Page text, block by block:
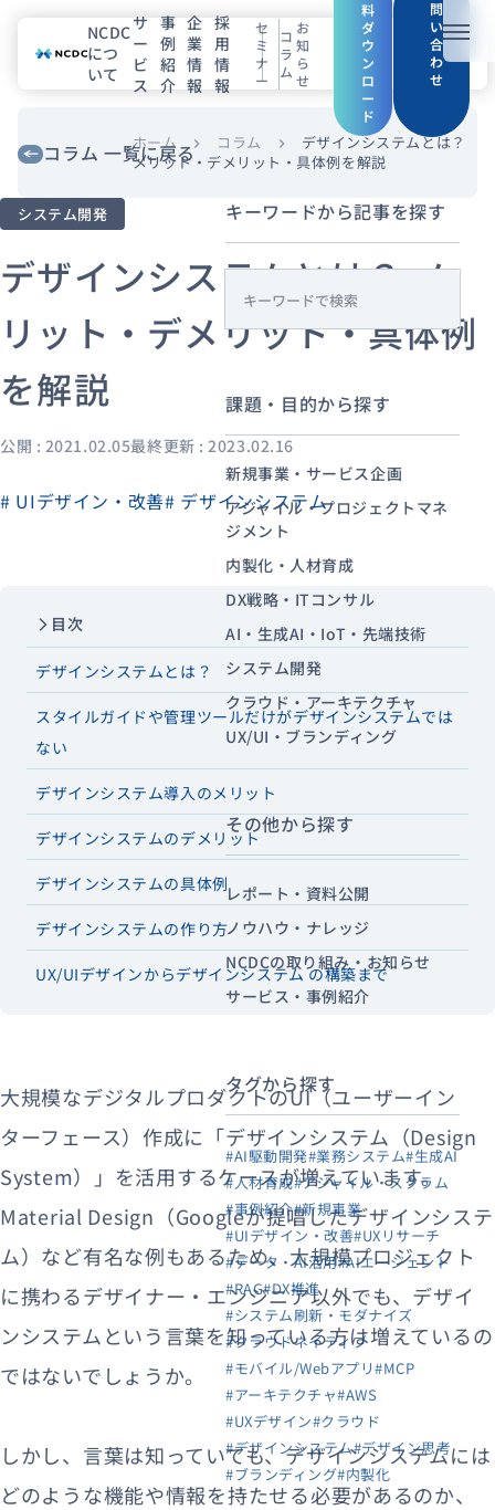
メニ
NCDCについて
企業情報
事例紹介
セミナーコラム お知らせ
エンジニアブログ（Zenn）
お役立ち情報（PJ Insight）
お問い合わせ
NCDC
につ
いて
サ
ー
ビ
ス
事
例
紹
介
企
業
情
報
採
用
情
報
セ
ミ
ナ
ー
コ
ラ
ム
お
知
ら
せ
料
ダ
ウ
ン
ロ
ー
ド
問
い
合
わ
せ
コラム 一覧に戻る
ホーム chevron_right コラム chevron_right
デザインシステムとは？
メリット・デメリット・具体例を解説
システム開発
デザインシステムとは？ メ
リット・デメリット・具体例
を解説
公開 : 2021.02.05最終更新 : 2023.02.16
# UIデザイン・改善# デザインシステム
目次
デザインシステムとは？
スタイルガイドや管理ツールだけがデザインシステムでは
ない
デザインシステム導入のメリット
デザインシステムのデメリット
デザインシステムの具体例
デザインシステムの作り方
UX/UIデザインからデザインシステム の構築まで
大規模なデジタルプロダクトのUI（ユーザーイン
ターフェース）作成に「デザインシステム（Design
System）」を活用するケースが増えています。
Material Design（Googleが提唱したデザインシステ
ム）など有名な例もあるため、大規模プロジェクト
に携わるデザイナー・エンジニア以外でも、デザイ
ンシステムという言葉を知っている方は増えているの
ではないでしょうか。
しかし、言葉は知っていても、デザインシステムには
どのような機能や情報を持たせる必要があるのか、
キーワードから記事を探す
e
a
h
課題・目的から探す
新規事業・サービス企画
アジャイル・プロジェクトマネ
ジメント
内製化・人材育成
DX戦略・ITコンサル
AI・生成AI・IoT・先端技術
システム開発
クラウド・アーキテクチャ
UX/UI・ブランディング
その他から探す
レポート・資料公開
ノウハウ・ナレッジ
NCDCの取り組み・お知らせ
サービス・事例紹介
タグから探す
#AI駆動開発#業務システム#生成AI
#人材育成#アジャイル・スクラム
#事例紹介#新規事業
#UIデザイン・改善#UXリサーチ
#データ・AI活用#AIエージェント
#RAG#DX推進
#システム刷新・モダナイズ
#クラウドネイティブ
#モバイル/Webアプリ#MCP
#アーキテクチャ#AWS
#UXデザイン#クラウド
#デザインシステム#デザイン思考
#ブランディング#内製化